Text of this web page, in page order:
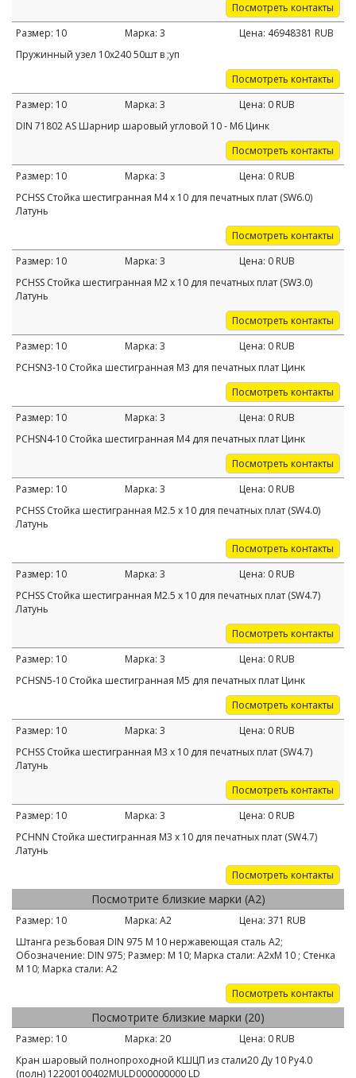
Посмотреть контакты
Размер: 10 Марка: 3 Цена: 46948381 RUB
Пружинный узел 10х240 50шт в ;уп
Посмотреть контакты
Размер: 10 Марка: 3 Цена: 0 RUB
DIN 71802 AS Шарнир шаровый угловой 10 - M6 Цинк
Посмотреть контакты
Размер: 10 Марка: 3 Цена: 0 RUB
PCHSS Стойка шестигранная M4 х 10 для печатных плат (SW6.0)
Латунь
Посмотреть контакты
Размер: 10 Марка: 3 Цена: 0 RUB
PCHSS Стойка шестигранная M2 х 10 для печатных плат (SW3.0)
Латунь
Посмотреть контакты
Размер: 10 Марка: 3 Цена: 0 RUB
PCHSN3-10 Стойка шестигранная M3 для печатных плат Цинк
Посмотреть контакты
Размер: 10 Марка: 3 Цена: 0 RUB
PCHSN4-10 Стойка шестигранная M4 для печатных плат Цинк
Посмотреть контакты
Размер: 10 Марка: 3 Цена: 0 RUB
PCHSS Стойка шестигранная M2.5 х 10 для печатных плат (SW4.0)
Латунь
Посмотреть контакты
Размер: 10 Марка: 3 Цена: 0 RUB
PCHSS Стойка шестигранная M2.5 х 10 для печатных плат (SW4.7)
Латунь
Посмотреть контакты
Размер: 10 Марка: 3 Цена: 0 RUB
PCHSN5-10 Стойка шестигранная M5 для печатных плат Цинк
Посмотреть контакты
Размер: 10 Марка: 3 Цена: 0 RUB
PCHSS Стойка шестигранная M3 х 10 для печатных плат (SW4.7)
Латунь
Посмотреть контакты
Размер: 10 Марка: 3 Цена: 0 RUB
PCHNN Стойка шестигранная M3 х 10 для печатных плат (SW4.7)
Латунь
Посмотреть контакты
Посмотрите близкие марки (А2)
Размер: 10 Марка: А2 Цена: 371 RUB
Штанга резьбовая DIN 975 М 10 нержавеющая сталь А2;
Обозначение: DIN 975; Размер: М 10; Марка стали: А2хМ 10 ; Стенка
М 10; Марка стали: А2
Посмотреть контакты
Посмотрите близкие марки (20)
Размер: 10 Марка: 20 Цена: 0 RUB
Кран шаровый полнопроходной КШЦП из стали20 Ду 10 Ру4.0
(полн) 12200100402MULD000000000 LD